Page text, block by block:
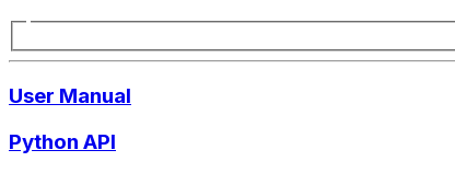
User Manual
Python API